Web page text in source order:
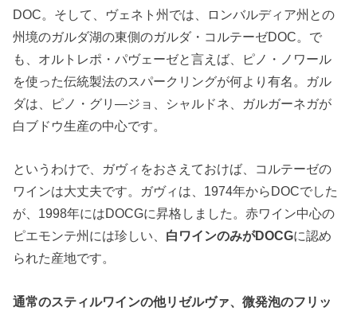
DOC。そして、ヴェネト州では、ロンバルディア州との
州境のガルダ湖の東側のガルダ・コルテーゼDOC。で
も、オルトレポ・パヴェーゼと言えば、ピノ・ノワール
を使った伝統製法のスパークリングが何より有名。ガル
ダは、ピノ・グリ―ジョ、シャルドネ、ガルガーネガが
白ブドウ生産の中心です。
というわけで、ガヴィをおさえておけば、コルテーゼの
ワインは大丈夫です。ガヴィは、1974年からDOCでした
が、1998年にはDOCGに昇格しました。赤ワイン中心の
ピエモンテ州には珍しい、 白ワインのみがDOCGに認め
られた産地です。
通常のスティルワインの他リゼルヴァ、微発泡のフリッ